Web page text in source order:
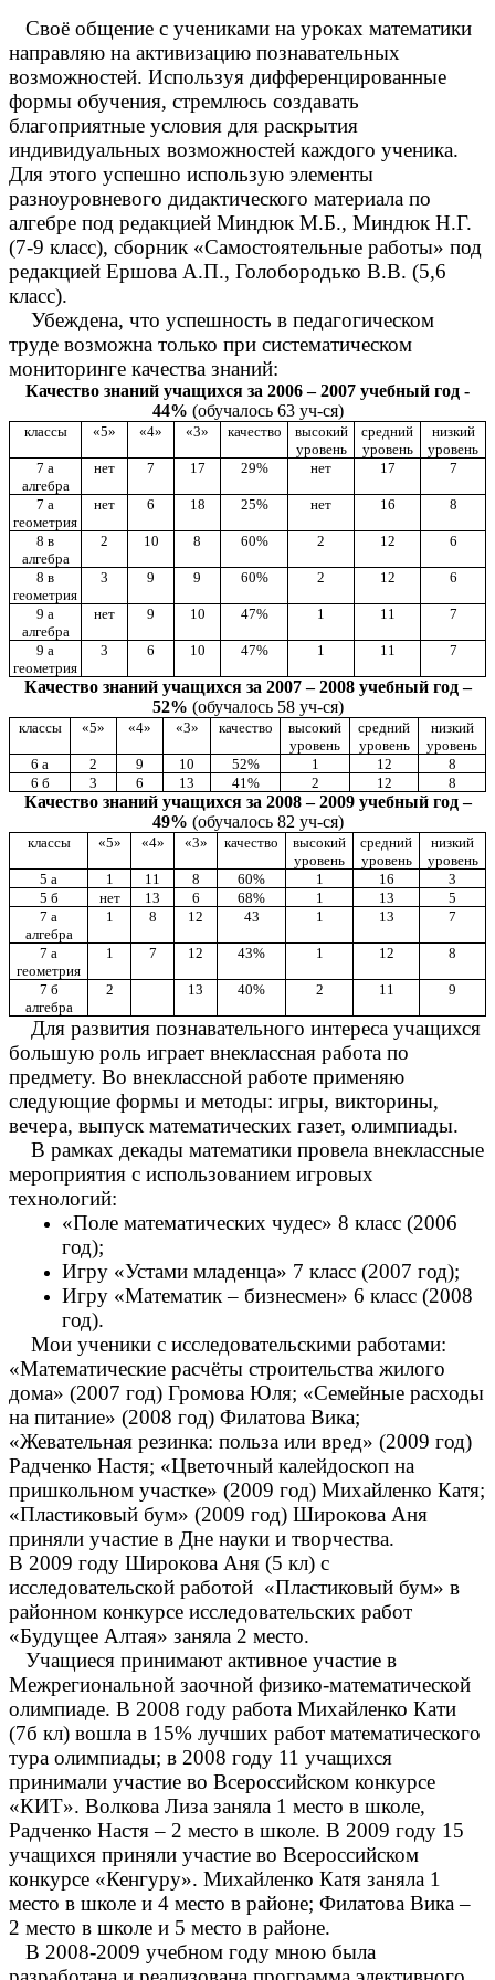
Своё общение с учениками на уроках математики
направляю на активизацию познавательных
возможностей. Используя дифференцированные
формы обучения, стремлюсь создавать
благоприятные условия для раскрытия
индивидуальных возможностей каждого ученика.
Для этого успешно использую элементы
разноуровневого дидактического материала по
алгебре под редакцией Миндюк М.Б., Миндюк Н.Г.
(7-9 класс), сборник «Самостоятельные работы» под
редакцией Ершова А.П., Голобородько В.В. (5,6
класс).
Убеждена, что успешность в педагогическом
труде возможна только при систематическом
мониторинге качества знаний:
Качество знаний учащихся за 2006 – 2007 учебный год -
44% (обучалось 63 уч-ся)
классы «5» «4» «3» качество
высокий
уровень
средний
уровень
низкий
уровень
7 а
алгебра
нет 7 17 29% нет 17 7
7 а
геометрия
нет 6 18 25% нет 16 8
8 в
алгебра
2 10 8 60% 2 12 6
8 в
геометрия
3 9 9 60% 2 12 6
9 а
алгебра
нет 9 10 47% 1 11 7
9 а
геометрия
3 6 10 47% 1 11 7
Качество знаний учащихся за 2007 – 2008 учебный год –
52% (обучалось 58 уч-ся)
классы «5» «4» «3» качество
высокий
уровень
средний
уровень
низкий
уровень
6 а
2 9 10 52% 1 12
8
6 б
3 6 13 41% 2 12 8
Качество знаний учащихся за 2008 – 2009 учебный год –
49% (обучалось 82 уч-ся)
классы «5» «4» «3» качество
высокий
уровень
средний
уровень
низкий
уровень
5 а
1 11 8 60% 1 16
3
5 б
нет 13 6 68% 1 13
5
7 а
алгебра
1 8 12 43 1 13 7
7 а
геометрия
1 7 12 43% 1 12 8
7 б
алгебра
2 13 40% 2 11 9
Для развития познавательного интереса учащихся
большую роль играет внеклассная работа по
предмету. Во внеклассной работе применяю
следующие формы и методы: игры, викторины,
вечера, выпуск математических газет, олимпиады.
В рамках декады математики провела внеклассные
мероприятия с использованием игровых
технологий:
«Поле математических чудес» 8 класс (2006
год);
Игру «Устами младенца» 7 класс (2007 год);
Игру «Математик – бизнесмен» 6 класс (2008
год).
Мои ученики с исследовательскими работами:
«Математические расчёты строительства жилого
дома» (2007 год) Громова Юля; «Семейные расходы
на питание» (2008 год) Филатова Вика;
«Жевательная резинка: польза или вред» (2009 год)
Радченко Настя; «Цветочный калейдоскоп на
пришкольном участке» (2009 год) Михайленко Катя;
«Пластиковый бум» (2009 год) Широкова Аня
приняли участие в Дне науки и творчества.
В 2009 году Широкова Аня (5 кл) с
исследовательской работой «Пластиковый бум» в
районном конкурсе исследовательских работ
«Будущее Алтая» заняла 2 место.
Учащиеся принимают активное участие в
Межрегиональной заочной физико-математической
олимпиаде. В 2008 году работа Михайленко Кати
(7б кл) вошла в 15% лучших работ математического
тура олимпиады; в 2008 году 11 учащихся
принимали участие во Всероссийском конкурсе
«КИТ». Волкова Лиза заняла 1 место в школе,
Радченко Настя – 2 место в школе. В 2009 году 15
учащихся приняли участие во Всероссийском
конкурсе «Кенгуру». Михайленко Катя заняла 1
место в школе и 4 место в районе; Филатова Вика –
2 место в школе и 5 место в районе.
В 2008-2009 учебном году мною была